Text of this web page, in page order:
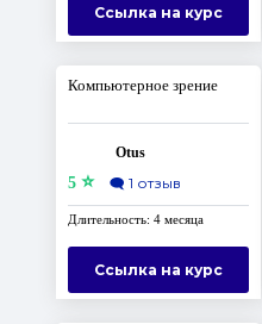
Ссылка на курс
Компьютерное зрение
Otus
5⭐ 🗨️ 1 отзыв
Длительность: 4 месяца
Ссылка на курс